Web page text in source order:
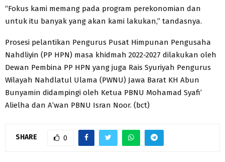
“Fokus kami memang pada program perekonomian dan
untuk itu banyak yang akan kami lakukan,” tandasnya.
Prosesi pelantikan Pengurus Pusat Himpunan Pengusaha
Nahdliyin (PP HPN) masa khidmah 2022-2027 dilakukan oleh
Dewan Pembina PP HPN yang juga Rais Syuriyah Pengurus
Wilayah Nahdlatul Ulama (PWNU) Jawa Barat KH Abun
Bunyamin didampingi oleh Ketua PBNU Mohamad Syafi’
Alielha dan A’wan PBNU Isran Noor. (bct)
SHARE 0